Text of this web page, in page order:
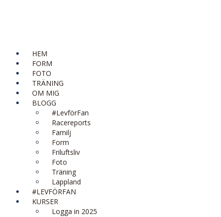
HEM
FORM
FOTO
TRÄNING
OM MIG
BLOGG
#LevförFan
Racereports
Familj
Form
Friluftsliv
Foto
Träning
Lappland
#LEVFÖRFAN
KURSER
Logga in 2025